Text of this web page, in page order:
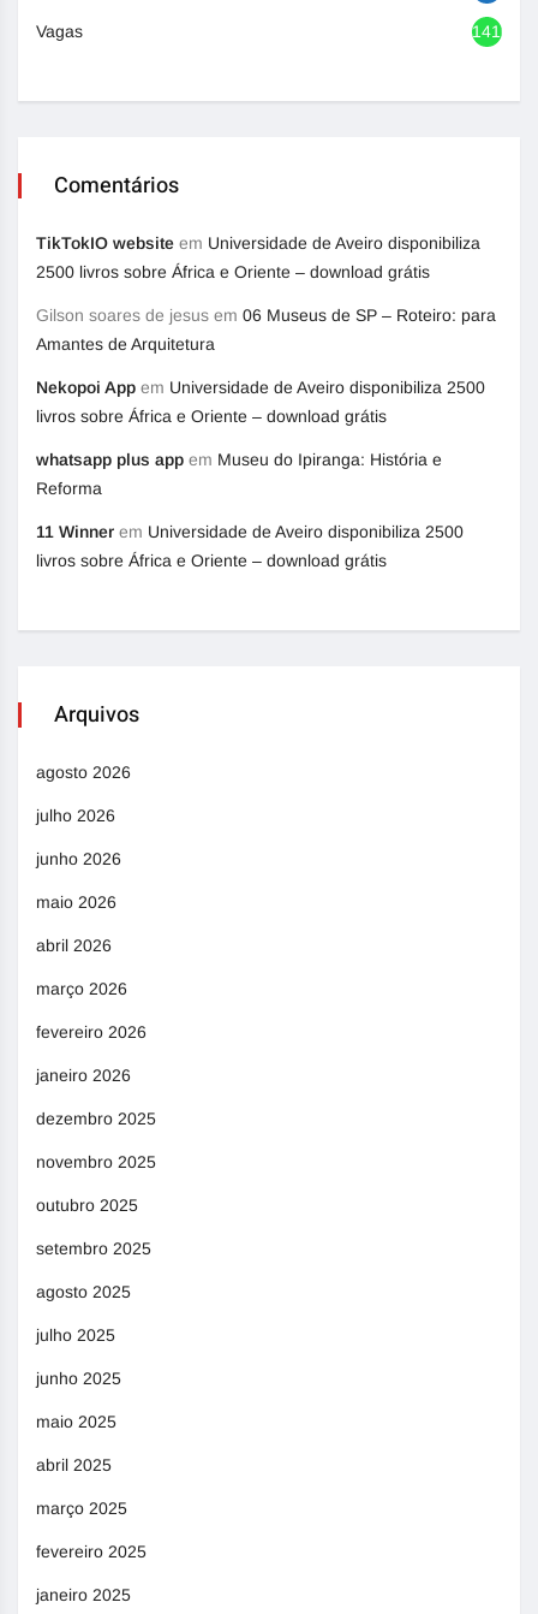
Vagas 1416
Comentários
TikTokIO website em Universidade de Aveiro disponibiliza
2500 livros sobre África e Oriente – download grátis
Gilson soares de jesus em 06 Museus de SP – Roteiro: para
Amantes de Arquitetura
Nekopoi App em Universidade de Aveiro disponibiliza 2500
livros sobre África e Oriente – download grátis
whatsapp plus app em Museu do Ipiranga: História e
Reforma
11 Winner em Universidade de Aveiro disponibiliza 2500
livros sobre África e Oriente – download grátis
Arquivos
agosto 2026
julho 2026
junho 2026
maio 2026
abril 2026
março 2026
fevereiro 2026
janeiro 2026
dezembro 2025
novembro 2025
outubro 2025
setembro 2025
agosto 2025
julho 2025
junho 2025
maio 2025
abril 2025
março 2025
fevereiro 2025
janeiro 2025